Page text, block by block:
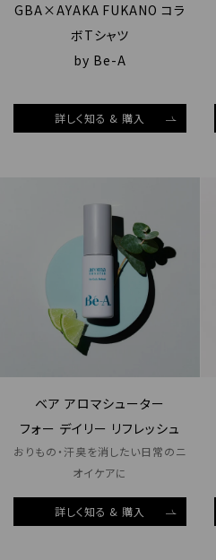
GBA×AYAKA FUKANO コラ
ボTシャツ
by Be-A
詳しく知る & 購入
ベア アロマシューター
フォー デイリー リフレッシュ
おりもの・汗臭を消したい日常のニ
オイケアに
詳しく知る & 購入